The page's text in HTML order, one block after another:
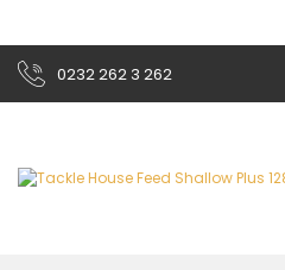
0232 262 3 262